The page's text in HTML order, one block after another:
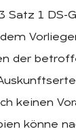
Satz 1
der
keinen
könne